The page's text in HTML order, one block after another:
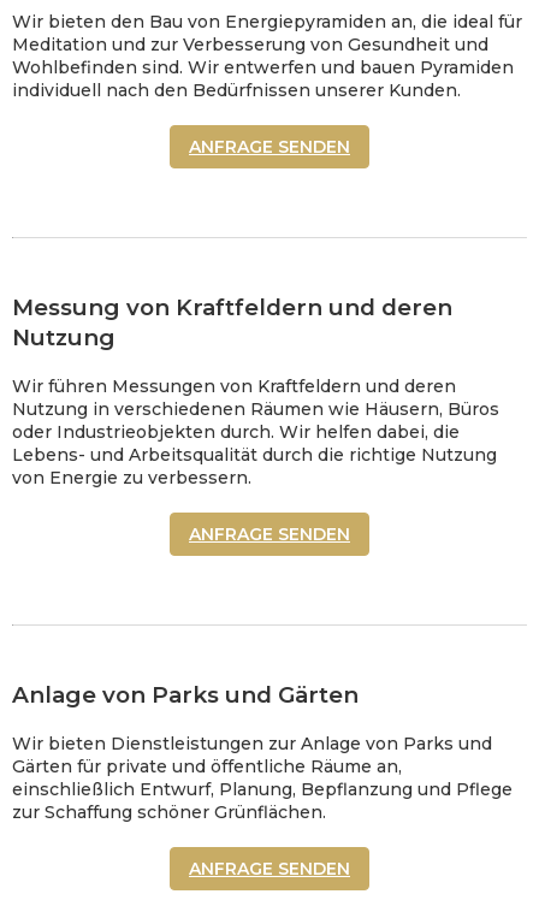
Wir bieten den Bau von Energiepyramiden an, die ideal für
Meditation und zur Verbesserung von Gesundheit und
Wohlbefinden sind. Wir entwerfen und bauen Pyramiden
individuell nach den Bedürfnissen unserer Kunden.
ANFRAGE SENDEN
Messung von Kraftfeldern und deren
Nutzung
Wir führen Messungen von Kraftfeldern und deren
Nutzung in verschiedenen Räumen wie Häusern, Büros
oder Industrieobjekten durch. Wir helfen dabei, die
Lebens- und Arbeitsqualität durch die richtige Nutzung
von Energie zu verbessern.
ANFRAGE SENDEN
Anlage von Parks und Gärten
Wir bieten Dienstleistungen zur Anlage von Parks und
Gärten für private und öffentliche Räume an,
einschließlich Entwurf, Planung, Bepflanzung und Pflege
zur Schaffung schöner Grünflächen.
ANFRAGE SENDEN